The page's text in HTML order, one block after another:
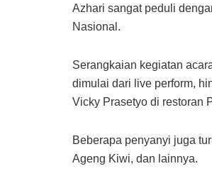
Azhari sangat peduli
Nasional.
Serangkaian kegiatan
dimulai dari live perform,
Vicky Prasetyo di restoran
Beberapa penyanyi juga
Ageng Kiwi, dan lainnya.